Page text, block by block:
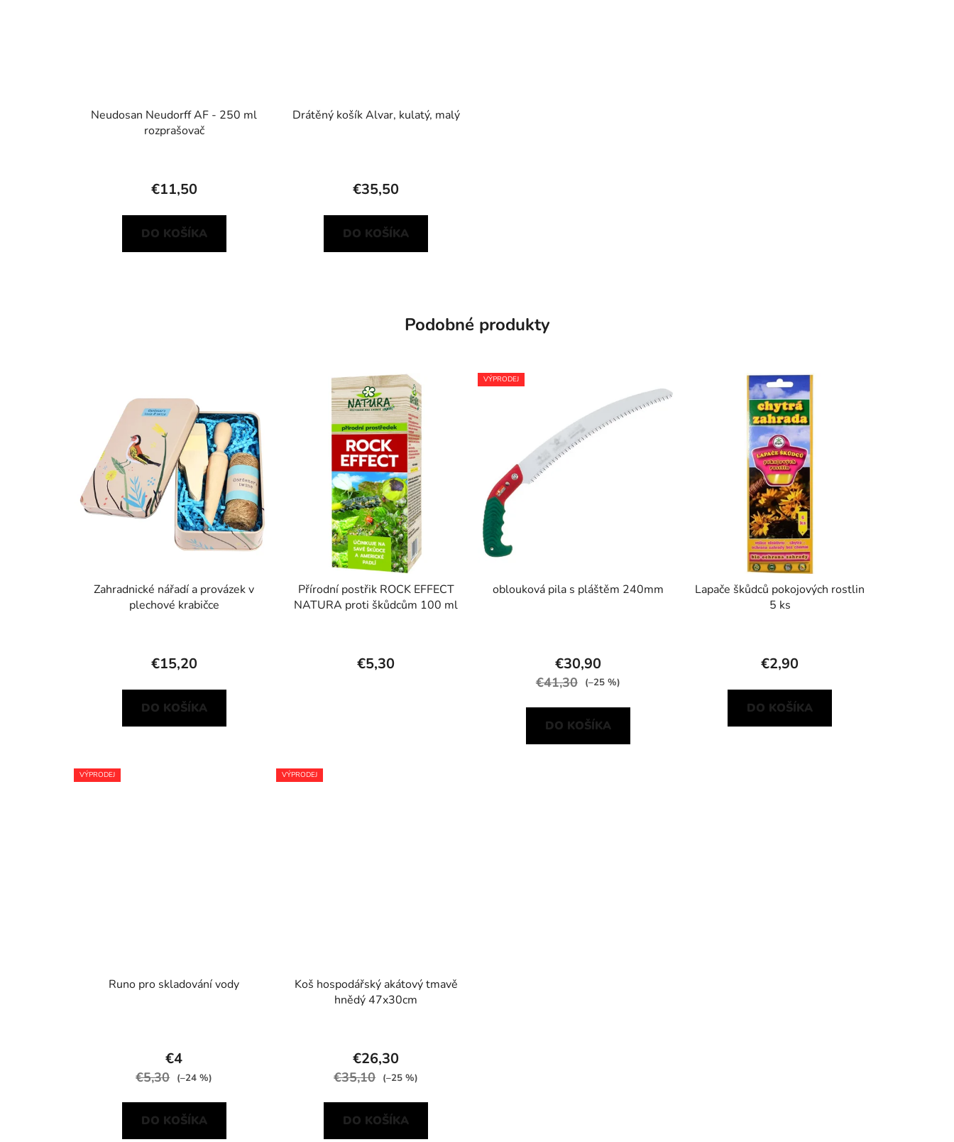
Neudosan Neudorff AF - 250 ml
rozprašovač
€11,50
DO KOŠÍKA
Drátěný košík Alvar, kulatý, malý
€35,50
DO KOŠÍKA
Podobné produkty
Zahradnické nářadí a provázek v
plechové krabičce
€15,20
DO KOŠÍKA
Přírodní postřik ROCK EFFECT
NATURA proti škůdcům 100 ml
€5,30
VÝPRODEJ
oblouková pila s pláštěm 240mm
€30,90
€41,30 (–25 %)
DO KOŠÍKA
Lapače škůdců pokojových rostlin
5 ks
€2,90
DO KOŠÍKA
VÝPRODEJ
Runo pro skladování vody
€4
€5,30 (–24 %)
DO KOŠÍKA
VÝPRODEJ
Koš hospodářský akátový tmavě
hnědý 47x30cm
€26,30
€35,10 (–25 %)
DO KOŠÍKA